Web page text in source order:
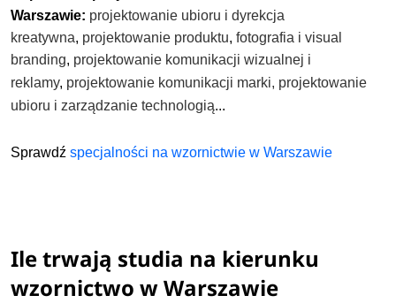
Warszawie: projektowanie ubioru i dyrekcja
kreatywna, projektowanie produktu,fotografia i visual
branding, projektowanie komunikacji wizualnej i
reklamy, projektowanie komunikacji marki, projektowanie
ubioru i zarządzanie technologią...
Sprawdźspecjalności na wzornictwie w Warszawie
Ile trwają studia na kierunku
wzornictwo w Warszawie